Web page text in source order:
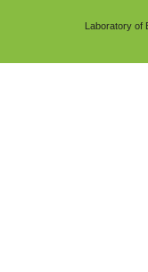
Laboratory of